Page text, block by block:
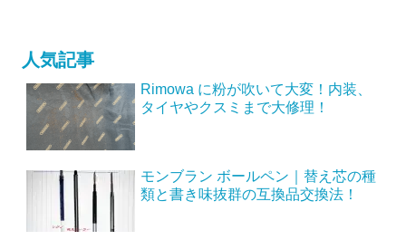
人気記事
Rimowa に粉が吹いて大変！内装、
タイヤやクスミまで大修理！
モンブラン ボールペン｜替え芯の種
類と書き味抜群の互換品交換法！